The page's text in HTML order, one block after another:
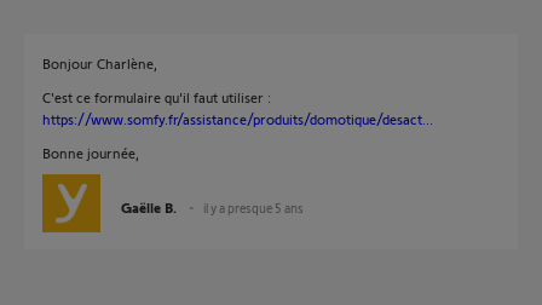
Bonjour Charlène,
C'est ce formulaire qu'il faut utiliser :
https://www.somfy.fr/assistance/produits/domotique/desact...
Bonne journée,
Gaëlle B. il y a presque 5 ans